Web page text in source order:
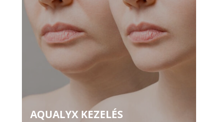
AQUALYX KEZELÉS